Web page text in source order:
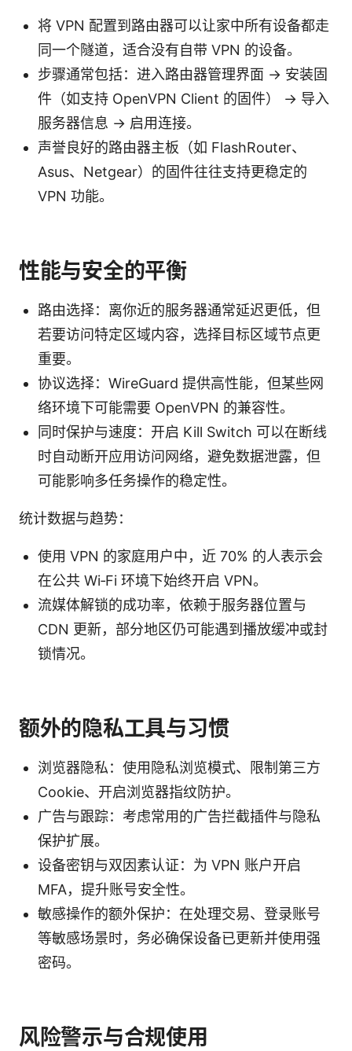
将 VPN 配置到路由器可以让家中所有设备都走
同一个隧道，适合没有自带 VPN 的设备。
步骤通常包括：进入路由器管理界面 → 安装固
件（如支持 OpenVPN Client 的固件） → 导入
服务器信息 → 启用连接。
声誉良好的路由器主板（如 FlashRouter、
Asus、Netgear）的固件往往支持更稳定的
VPN 功能。
性能与安全的平衡
路由选择：离你近的服务器通常延迟更低，但
若要访问特定区域内容，选择目标区域节点更
重要。
协议选择：WireGuard 提供高性能，但某些网
络环境下可能需要 OpenVPN 的兼容性。
同时保护与速度：开启 Kill Switch 可以在断线
时自动断开应用访问网络，避免数据泄露，但
可能影响多任务操作的稳定性。
统计数据与趋势：
使用 VPN 的家庭用户中，近 70% 的人表示会
在公共 Wi‑Fi 环境下始终开启 VPN。
流媒体解锁的成功率，依赖于服务器位置与
CDN 更新，部分地区仍可能遇到播放缓冲或封
锁情况。
额外的隐私工具与习惯
浏览器隐私：使用隐私浏览模式、限制第三方
Cookie、开启浏览器指纹防护。
广告与跟踪：考虑常用的广告拦截插件与隐私
保护扩展。
设备密钥与双因素认证：为 VPN 账户开启
MFA，提升账号安全性。
敏感操作的额外保护：在处理交易、登录账号
等敏感场景时，务必确保设备已更新并使用强
密码。
风险警示与合规使用